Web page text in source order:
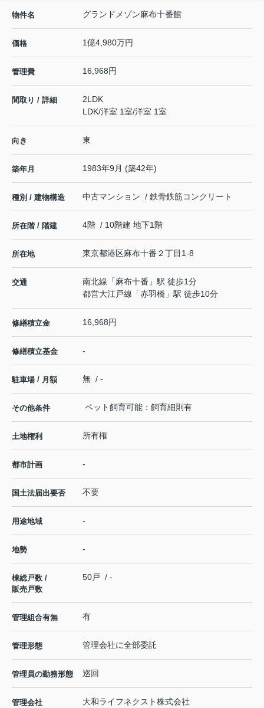
物件名 グランドメゾン麻布十番館
価格 1億4,980万円
管理費 16,968円
間取り / 詳細
2LDK
LDK/洋室 1室/洋室 1室
向き 東
築年月 1983年9月 (築42年)
種別 / 建物構造 中古マンション / 鉄骨鉄筋コンクリート
所在階 / 階建 4階 / 10階建 地下1階
所在地 東京都港区麻布十番 ２丁目1-8
交通 南北線 「麻布十番 」駅 徒歩1分
都営大江戸線 「赤羽橋 」駅 徒歩10分
修繕積立金 16,968円
修繕積立基金 -
駐車場 / 月額 無 / -
その他条件 ペット飼育可能：飼育細則有
土地権利 所有権
都市計画 -
国土法届出要否 不要
用途地域 -
地勢 -
棟総戸数 /
販売戸数
50戸 / -
管理組合有無 有
管理形態 管理会社に全部委託
管理員の勤務形態 巡回
管理会社 大和ライフネクスト株式会社